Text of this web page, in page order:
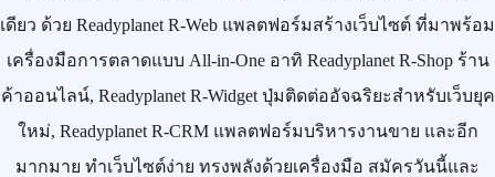
เดียว ด้วย Readyplanet R-Web แพลตฟอร์มสร้างเว็บไซต์ ที่มาพร้อม
เครื่องมือการตลาดแบบ All-in-Oneอาทิ Readyplanet R-Shopร้าน
ค้าออนไลน์, Readyplanet R-Widgetปุ่มติดต่ออัจฉริยะสำหรับเว็บยุค
ใหม่, Readyplanet R-CRMแพลตฟอร์มบริหารงานขาย และอีก
มากมาย ทำเว็บไซต์ง่าย ทรงพลังด้วยเครื่องมือ สมัครวันนี้และ